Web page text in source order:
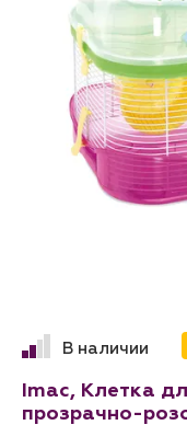
В наличии
Imac, Клетка
прозрачно-